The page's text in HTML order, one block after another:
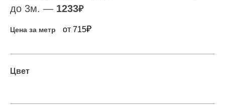
до 3м. — 1233₽
Цена за метр от 715₽
Цвет